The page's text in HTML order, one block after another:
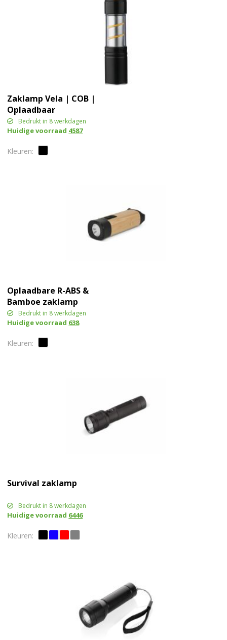
Zaklamp Vela | COB |
Oplaadbaar
Bedrukt in 8 werkdagen
Huidige voorraad 4587
Oplaadbare R-ABS &
Bamboe zaklamp
Bedrukt in 8 werkdagen
Huidige voorraad 638
Survival zaklamp
Bedrukt in 8 werkdagen
Huidige voorraad 6446